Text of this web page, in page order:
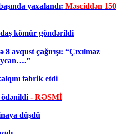
yaxalandı: Məsciddən 150
kömür göndərildi
avqust çağırışı: “Çıxılmaz
təbrik etdi
ödənildi - RƏSMİ
düşdü